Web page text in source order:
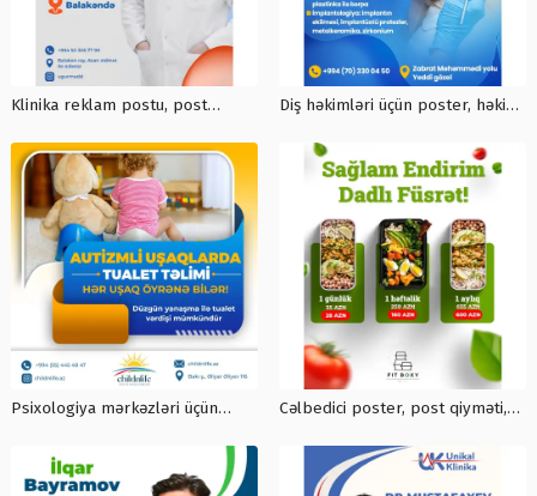
Klinika reklam postu, post
hazirlanmasi, poster sifarisi
Diş həkimləri üçün poster, həkim
dizayni, post qiymeti
Psixologiya mərkəzləri üçün
psixologiya post dizaynları, post
sifarisi
Cəlbedici poster, post qiyməti,
agentliyi, qrafiklərin
hazırlanması xidməti